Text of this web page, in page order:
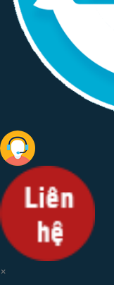
×